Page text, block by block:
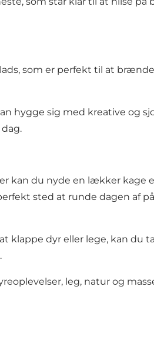
som er perfekt til at
hygge sig med kreative og
kan du nyde en lækker kage
sted at runde dagen af
klappe dyr eller lege, kan du
leg, natur og